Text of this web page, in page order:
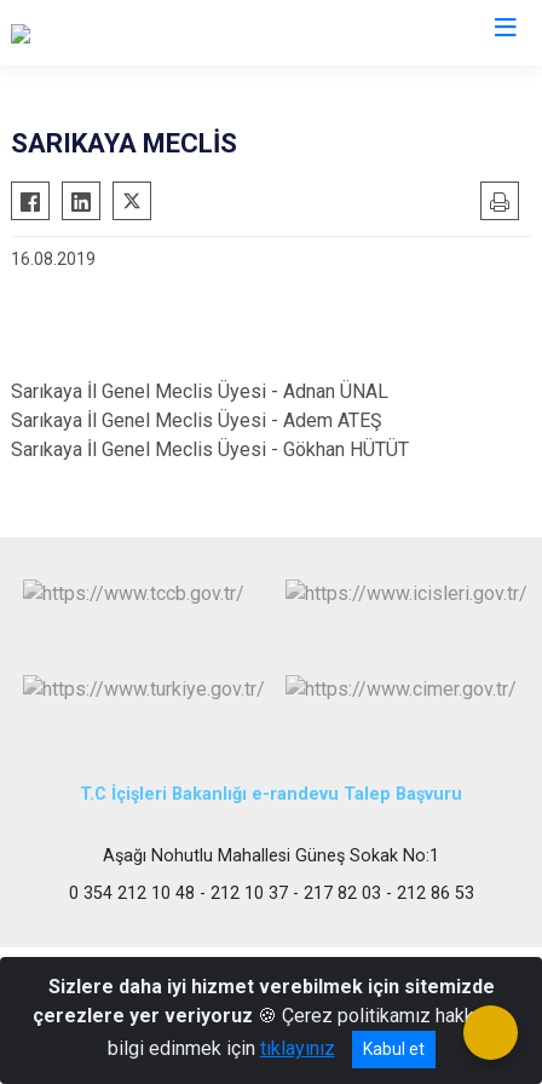
SARIKAYA MECLİS
16.08.2019
Sarıkaya İl Genel Meclis Üyesi - Adnan ÜNAL
Sarıkaya İl Genel Meclis Üyesi - Adem ATEŞ
Sarıkaya İl Genel Meclis Üyesi - Gökhan HÜTÜT
T.C İçişleri Bakanlığı e-randevu Talep Başvuru
Aşağı Nohutlu Mahallesi Güneş Sokak No:1
0 354 212 10 48 - 212 10 37 - 217 82 03 - 212 86 53
Sizlere daha iyi hizmet verebilmek için sitemizde
çerezlere yer veriyoruz 🍪 Çerez politikamız hakkında
bilgi edinmek için tıklayınız Kabul et